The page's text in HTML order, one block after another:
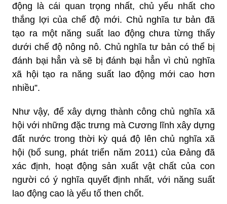
động là cái quan trọng nhất, chủ yếu nhất cho
thắng lợi của chế độ mới. Chủ nghĩa tư bản đã
tạo ra một năng suất lao động chưa từng thấy
dưới chế độ nông nô. Chủ nghĩa tư bản có thể bị
đánh bại hẳn và sẽ bị đánh bại hẳn vì chủ nghĩa
xã hội tạo ra năng suất lao động mới cao hơn
nhiều”.
Như vậy, để xây dựng thành công chủ nghĩa xã
hội với những đặc trưng mà Cương lĩnh xây dựng
đất nước trong thời kỳ quá độ lên chủ nghĩa xã
hội (bổ sung, phát triển năm 2011) của Đảng đã
xác định, hoạt động sản xuất vật chất của con
người có ý nghĩa quyết định nhất, với năng suất
lao động cao là yếu tố then chốt.